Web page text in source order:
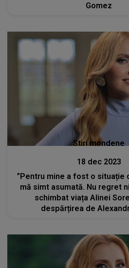
Gomez
Stiri mondene
18 dec 2023
”Pentru mine a fost o situație
mă simt asumată. Nu regret
schimbat viața Alinei
despărțirea de